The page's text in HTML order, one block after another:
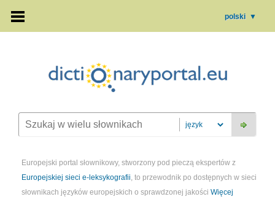
polski ▼
Europejski portal słownikowy, stworzony pod pieczą ekspertów z
Europejskiej sieci e-leksykografii, to przewodnik po dostępnych w sieci
słownikach języków europejskich o sprawdzonej jakości Więcej